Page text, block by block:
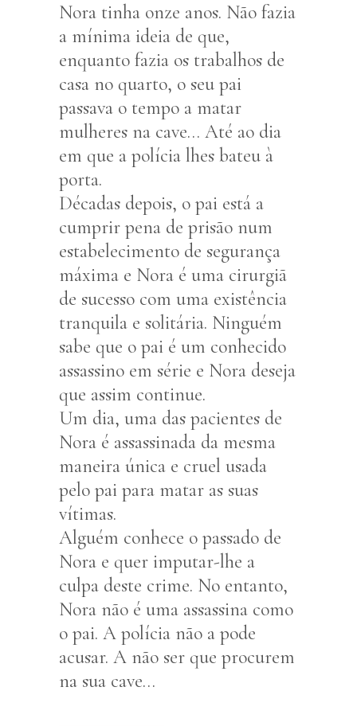
Nora tinha onze anos. Não fazia
a mínima ideia de que,
enquanto fazia os trabalhos de
casa no quarto, o seu pai
passava o tempo a matar
mulheres na cave… Até ao dia
em que a polícia lhes bateu à
porta.
Décadas depois, o pai está a
cumprir pena de prisão num
estabelecimento de segurança
máxima e Nora é uma cirurgiã
de sucesso com uma existência
tranquila e solitária. Ninguém
sabe que o pai é um conhecido
assassino em série e Nora deseja
que assim continue.
Um dia, uma das pacientes de
Nora é assassinada da mesma
maneira única e cruel usada
pelo pai para matar as suas
vítimas.
Alguém conhece o passado de
Nora e quer imputar-lhe a
culpa deste crime. No entanto,
Nora não é uma assassina como
o pai. A polícia não a pode
acusar. A não ser que procurem
na sua cave…